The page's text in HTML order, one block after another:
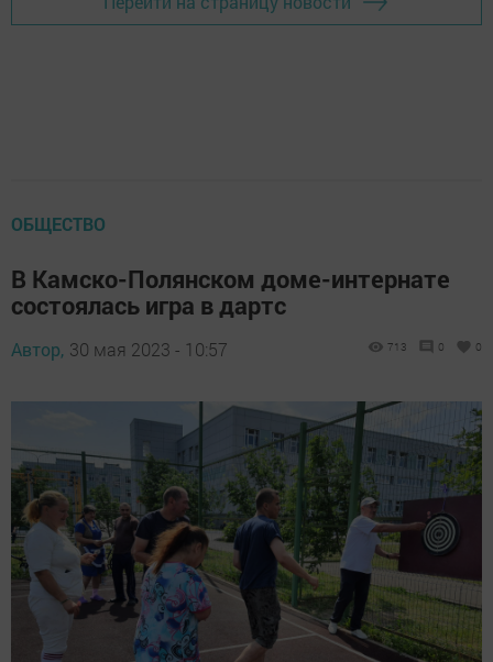
ОБЩЕСТВО
В Камско-Полянском доме-интернате
состоялась игра в дартс
Автор, 30 мая 2023 - 10:57 713 0 0